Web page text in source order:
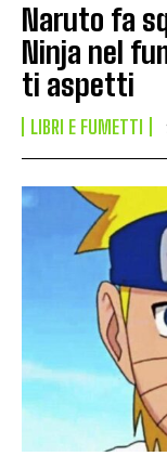
Naruto fa
Ninja nel
ti aspetti
LIBRI E FUMETTI